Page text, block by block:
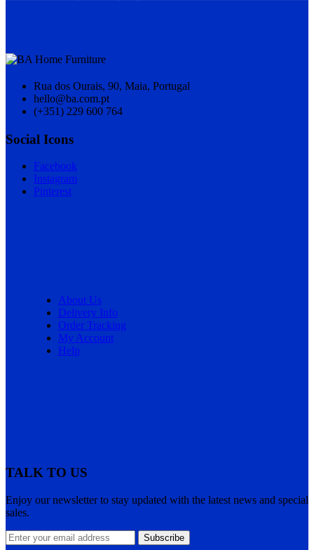
Rua dos Ourais, 90, Maia, Portugal
hello@ba.com.pt
(+351) 229 600 764
Social Icons
Facebook
Instagram
Pinterest
About Us
Delivery Info
Order Tracking
My Account
Help
TALK TO US
Enjoy our newsletter to stay updated with the latest news and special
sales.
Subscribe